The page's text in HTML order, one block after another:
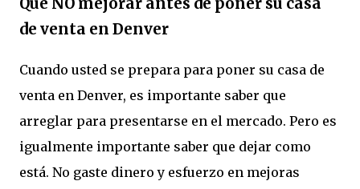
de venta en Denver
Cuando usted se prepara para poner su casa de
venta en Denver, es importante saber que
arreglar para presentarse en el mercado. Pero es
igualmente importante saber que dejar como
está. No gaste dinero y esfuerzo en mejoras